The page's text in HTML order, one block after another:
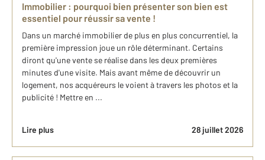
Immobilier : pourquoi bien présenter son bien est
essentiel pour réussir sa vente !
Dans un marché immobilier de plus en plus concurrentiel, la
première impression joue un rôle déterminant. Certains
diront qu'une vente se réalise dans les deux premières
minutes d'une visite. Mais avant même de découvrir un
logement, nos acquéreurs le voient à travers les photos et la
publicité ! Mettre en ...
Lire plus 28 juillet 2026